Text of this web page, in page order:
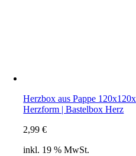
Herzbox aus Pappe
Herzform | Bastelbox Herz
2,99€
inkl. 19 % MwSt.